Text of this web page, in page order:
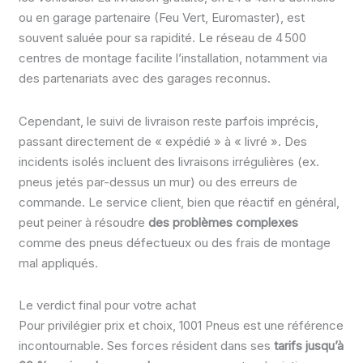
ou en garage partenaire (Feu Vert, Euromaster), est
souvent saluée pour sa rapidité. Le réseau de 4 500
centres de montage facilite l’installation, notamment via
des partenariats avec des garages reconnus.
Cependant, le suivi de livraison reste parfois imprécis,
passant directement de « expédié » à « livré ». Des
incidents isolés incluent des livraisons irrégulières (ex.
pneus jetés par-dessus un mur) ou des erreurs de
commande. Le service client, bien que réactif en général,
peut peiner à résoudredes problèmes complexes
comme des pneus défectueux ou des frais de montage
mal appliqués.
Le verdict final pour votre achat
Pour privilégier prix et choix, 1001 Pneus est une référence
incontournable. Ses forces résident dans sestarifs jusqu’à